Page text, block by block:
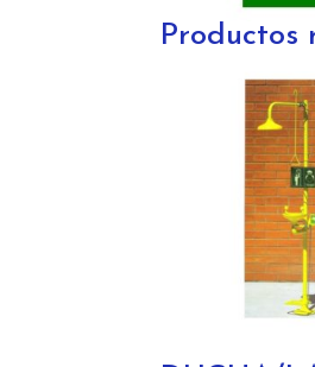
Productos